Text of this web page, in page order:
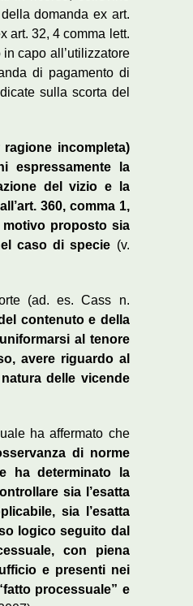
domanda ex art.
art. 32, 4 comma lett.
capo all’utilizzatore
di pagamento di
sulla scorta del
ragione incompleta)
espressamente la
del vizio e la
360, comma 1,
motivo proposto sia
caso di specie (v.
(ad. es. Cass n.
contenuto e della
al tenore
avere riguardo al
delle vicende
ha affermato che
di norme
ha determinato la
sia l’esatta
sia l’esatta
logico seguito dal
con piena
e presenti nei
processuale” e